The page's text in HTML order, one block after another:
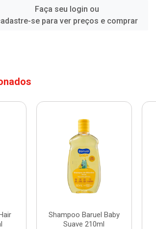
Faça seu login ou
se para ver preços e comprar
Shampoo Baruel Baby
Suave 210ml